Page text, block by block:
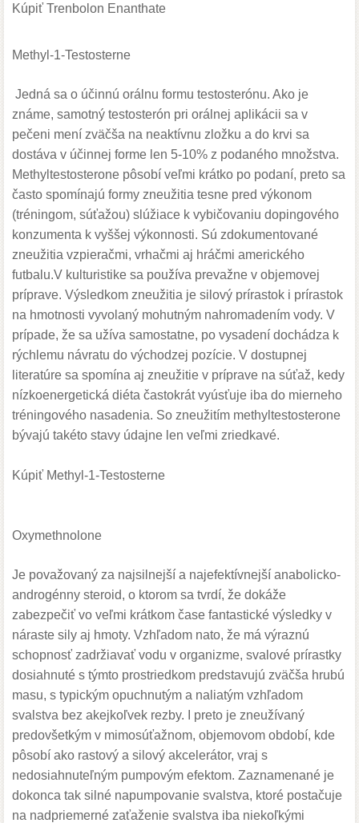
Kúpiť Trenbolon Enanthate
Methyl-1-Testosterne
Jedná sa o účinnú orálnu formu testosterónu. Ako je
známe, samotný testosterón pri orálnej aplikácii sa v
pečeni mení zväčša na neaktívnu zložku a do krvi sa
dostáva v účinnej forme len 5-10% z podaného množstva.
Methyltestosterone pôsobí veľmi krátko po podaní, preto sa
často spomínajú formy zneužitia tesne pred výkonom
(tréningom, súťažou) slúžiace k vybičovaniu dopingového
konzumenta k vyššej výkonnosti. Sú zdokumentované
zneužitia vzpieračmi, vrhačmi aj hráčmi amerického
futbalu.V kulturistike sa používa prevažne v objemovej
príprave. Výsledkom zneužitia je silový prírastok i prírastok
na hmotnosti vyvolaný mohutným nahromadením vody. V
prípade, že sa užíva samostatne, po vysadení dochádza k
rýchlemu návratu do východzej pozície. V dostupnej
literatúre sa spomína aj zneužitie v príprave na súťaž, kedy
nízkoenergetická diéta častokrát vyúsťuje iba do mierneho
tréningového nasadenia. So zneužitím methyltestosterone
bývajú takéto stavy údajne len veľmi zriedkavé.
Kúpiť Methyl-1-Testosterne
Oxymethnolone
Je považovaný za najsilnejší a najefektívnejší anabolicko-
androgénny steroid, o ktorom sa tvrdí, že dokáže
zabezpečiť vo veľmi krátkom čase fantastické výsledky v
náraste sily aj hmoty. Vzhľadom nato, že má výraznú
schopnosť zadržiavať vodu v organizme, svalové prírastky
dosiahnuté s týmto prostriedkom predstavujú zväčša hrubú
masu, s typickým opuchnutým a naliatým vzhľadom
svalstva bez akejkoľvek rezby. I preto je zneužívaný
predovšetkým v mimosúťažnom, objemovom období, kde
pôsobí ako rastový a silový akcelerátor, vraj s
nedosiahnuteľným pumpovým efektom. Zaznamenané je
dokonca tak silné napumpovanie svalstva, ktoré postačuje
na nadpriemerné zaťaženie svalstva iba niekoľkými